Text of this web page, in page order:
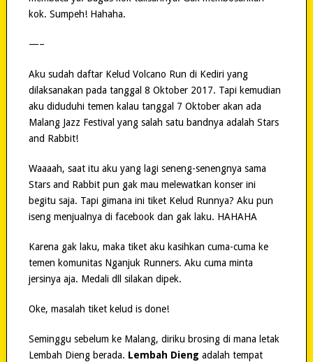
kok. Sumpeh! Hahaha.
—–
Aku sudah daftar Kelud Volcano Run di Kediri yang
dilaksanakan pada tanggal 8 Oktober 2017. Tapi kemudian
aku diduduhi temen kalau tanggal 7 Oktober akan ada
Malang Jazz Festival yang salah satu bandnya adalah Stars
and Rabbit!
Waaaah, saat itu aku yang lagi seneng-senengnya sama
Stars and Rabbit pun gak mau melewatkan konser ini
begitu saja. Tapi gimana ini tiket Kelud Runnya? Aku pun
iseng menjualnya di facebook dan gak laku. HAHAHA
Karena gak laku, maka tiket aku kasihkan cuma-cuma ke
temen komunitas Nganjuk Runners. Aku cuma minta
jersinya aja. Medali dll silakan dipek.
Oke, masalah tiket kelud is done!
Seminggu sebelum ke Malang, diriku brosing di mana letak
Lembah Dieng berada. Lembah Dieng adalah tempat